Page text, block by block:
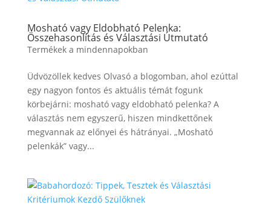
Mosható vagy Eldobható Pelenka:
Összehasonlítás és Választási Útmutató
Termékek a mindennapokban
Üdvözöllek kedves Olvasó a blogomban, ahol ezúttal
egy nagyon fontos és aktuális témát fogunk
körbejárni: mosható vagy eldobható pelenka? A
választás nem egyszerű, hiszen mindkettőnek
megvannak az előnyei és hátrányai. „Mosható
pelenkák” vagy...